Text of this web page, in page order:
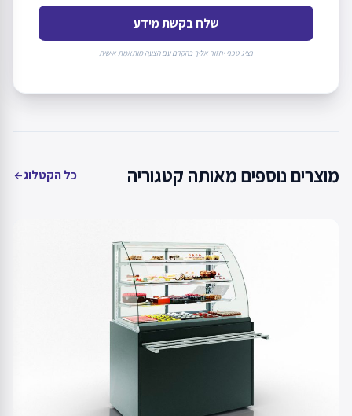
שלח בקשת מידע
נציג טכני יחזור אליך בהקדם עם הצעה מותאמת אישית
מוצרים נוספים מאותה קטגוריה כל הקטלוגarrow_back